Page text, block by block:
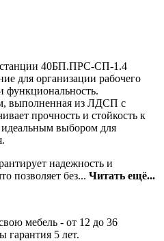
станции 40БП.ПРС-СП-1.4
для организации рабочего
функциональность.
выполненная из ЛДСП с
прочность и стойкость к
идеальным выбором для
надежность и
позволяет без... Читать ещё...
мебель - от 12 до 36
гарантия 5 лет.